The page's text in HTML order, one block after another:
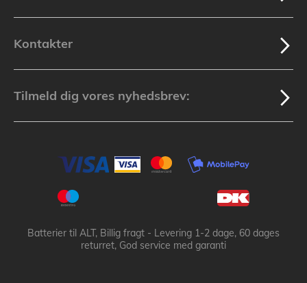
Kontakter
Tilmeld dig vores nyhedsbrev:
Batterier til ALT, Billig fragt - Levering 1-2 dage, 60 dages
returret, God service med garanti